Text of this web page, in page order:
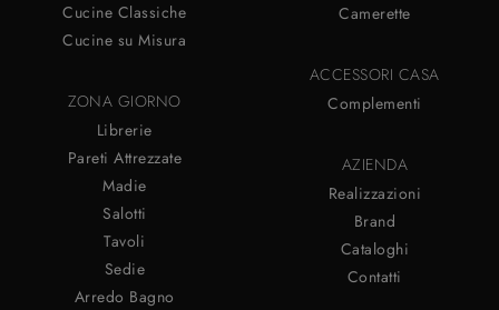
Cucine Classiche
Cucine su Misura
ZONA GIORNO
Librerie
Pareti Attrezzate
Madie
Salotti
Tavoli
Sedie
Arredo Bagno
Camerette
ACCESSORI CASA
Complementi
AZIENDA
Realizzazioni
Brand
Cataloghi
Contatti